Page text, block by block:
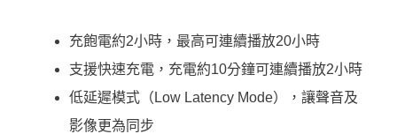
充飽電約2小時，最高可連續播放20小時
支援快速充電，充電約10分鐘可連續播放2小時
低延遲模式（Low Latency Mode），讓聲音及
影像更為同步